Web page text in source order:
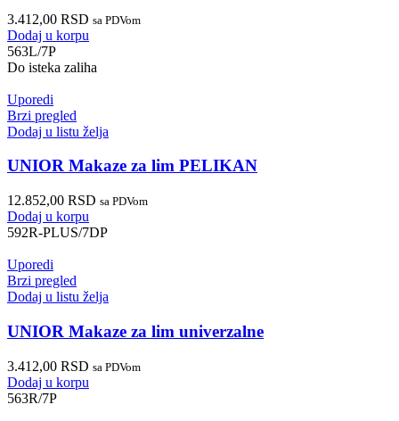
3.412,00 RSD sa PDVom
Dodaj u korpu
563L/7P
Do isteka zaliha
Uporedi
Brzi pregled
Dodaj u listu želja
UNIOR Makaze za lim PELIKAN
12.852,00 RSD sa PDVom
Dodaj u korpu
592R-PLUS/7DP
Uporedi
Brzi pregled
Dodaj u listu želja
UNIOR Makaze za lim univerzalne
3.412,00 RSD sa PDVom
Dodaj u korpu
563R/7P